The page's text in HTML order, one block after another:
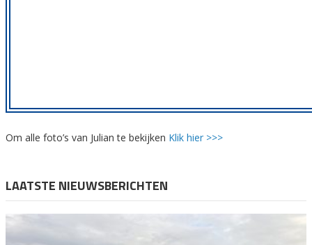
Om alle foto’s van Julian te bekijken Klik hier >>>
LAATSTE NIEUWSBERICHTEN